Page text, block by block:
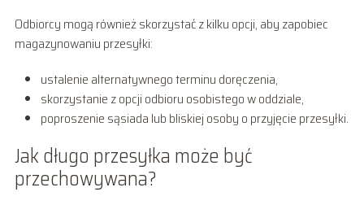
Odbiorcy mogą również skorzystać z kilku opcji, aby zapobiec
magazynowaniu przesyłki:
ustalenie alternatywnego terminu doręczenia,
skorzystanie z opcji odbioru osobistego w oddziale,
poproszenie sąsiada lub bliskiej osoby o przyjęcie przesyłki.
Jak długo przesyłka może być
przechowywana?